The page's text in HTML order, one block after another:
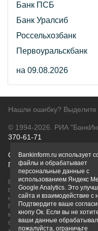
Банк ПСБ
Банк Уралсиб
Россельхозбанк
Первоуральскбанк
на 09.08.2026
Нашли ошибку? Выделите
© 1994-2026. РИА
370-61-71
О проектеПолитика
Правовая информация
Вся информация о продуктах
bankinform.ru, носит
не является публичной
ГК РФ. Информация не
может быть изменена.
банков или при личном
Bankinform.ru использует
файлы и обрабатывает
персональные данные с
использованием Яндекс
Google Analytics. Это
сайта и взаимодействие с
Подтвердите ваше
кнопу Ок. Если вы не
ваши данные
пожалуйста, ограничьте